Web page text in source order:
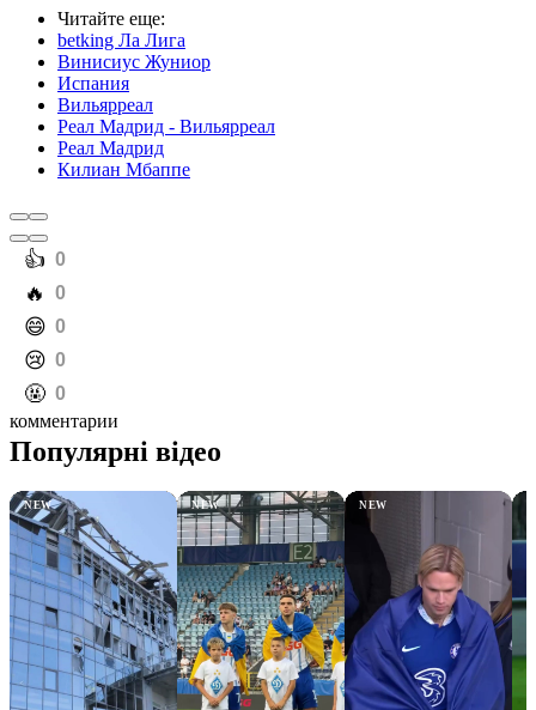
Читайте еще:
betking Ла Лига
Винисиус Жуниор
Испания
Вильярреал
Реал Мадрид - Вильярреал
Реал Мадрид
Килиан Мбаппе
️👍 0
️🔥 0
️😄 0
️😢 0
️🤬 0
комментарии